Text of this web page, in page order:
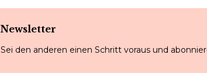
Newsletter
Sei den anderen einen Schritt voraus und